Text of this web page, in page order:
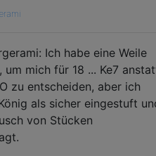
Ich habe eine Weile
um mich für 18 ... Ke7
zu entscheiden, aber ich
als sicher eingestuft
von Stücken